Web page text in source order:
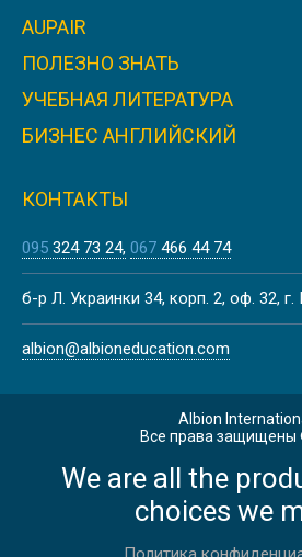
ЛІТНІ КАНІКУЛИ В
Лето
ЛЕТНИЕ КАНИКУЛЫ
ВАЛЛЕТТА |
ВЕСЕННИЕ
ЙОРКШИРЕ
AUPAIR
ПОЛЕЗНО ЗНАТЬ
УЧЕБНАЯ ЛИТЕРАТУРА
БИЗНЕС АНГЛИЙСКИЙ
КОНТАКТЫ
095 324 73 24 067 466 44 74
б-р Л. Украинки 34, корп. 2, оф. 32, г.
albion@albioneducation.com
Albion
Все права защищены
We are all the
choices we